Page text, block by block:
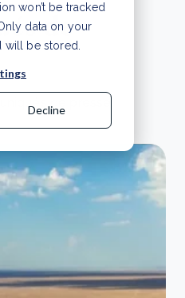
won’t be tracked
data on your
be stored.
Decline
de
de presse.